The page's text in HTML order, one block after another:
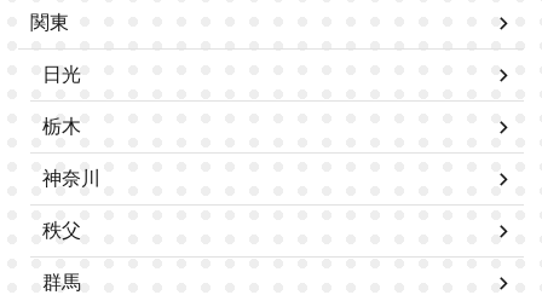
関東
日光
栃木
神奈川
秩父
群馬